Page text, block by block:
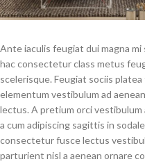
Ante iaculis feugiat dui magna
hac consectetur class metus
scelerisque. Feugiat sociis
elementum vestibulum ad
lectus. A pretium orci
a cum adipiscing sagittis in
consectetur fusce lectus
parturient nisl a aenean ornare